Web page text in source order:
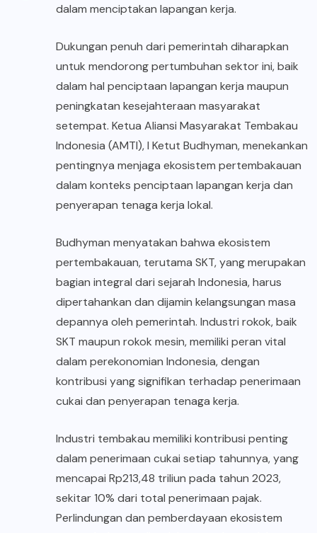
dalam menciptakan lapangan kerja.
Dukungan penuh dari pemerintah diharapkan
untuk mendorong pertumbuhan sektor ini, baik
dalam hal penciptaan lapangan kerja maupun
peningkatan kesejahteraan masyarakat
setempat. Ketua Aliansi Masyarakat Tembakau
Indonesia (AMTI), I Ketut Budhyman, menekankan
pentingnya menjaga ekosistem pertembakauan
dalam konteks penciptaan lapangan kerja dan
penyerapan tenaga kerja lokal.
Budhyman menyatakan bahwa ekosistem
pertembakauan, terutama SKT, yang merupakan
bagian integral dari sejarah Indonesia, harus
dipertahankan dan dijamin kelangsungan masa
depannya oleh pemerintah. Industri rokok, baik
SKT maupun rokok mesin, memiliki peran vital
dalam perekonomian Indonesia, dengan
kontribusi yang signifikan terhadap penerimaan
cukai dan penyerapan tenaga kerja.
Industri tembakau memiliki kontribusi penting
dalam penerimaan cukai setiap tahunnya, yang
mencapai Rp213,48 triliun pada tahun 2023,
sekitar 10% dari total penerimaan pajak.
Perlindungan dan pemberdayaan ekosistem